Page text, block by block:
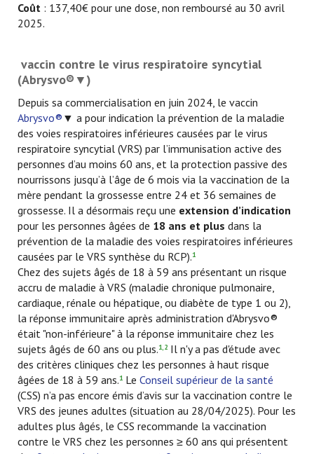
Coût : 137,40€ pour une dose, non remboursé au 30 avril
2025.
vaccin contre le virus respiratoire syncytial
(Abrysvo®▼)
Depuis sa commercialisation en juin 2024, le vaccin
Abrysvo® ▼ a pour indication la prévention de la maladie
des voies respiratoires inférieures causées par le virus
respiratoire syncytial (VRS) par l’immunisation active des
personnes d’au moins 60 ans, et la protection passive des
nourrissons jusqu’à l’âge de 6 mois via la vaccination de la
mère pendant la grossesse entre 24 et 36 semaines de
grossesse. Il a désormais reçu une extension d’indication
pour les personnes âgées de 18 ans et plus dans la
prévention de la maladie des voies respiratoires inférieures
causées par le VRS synthèse du RCP).1
Chez des sujets âgés de 18 à 59 ans présentant un risque
accru de maladie à VRS (maladie chronique pulmonaire,
cardiaque, rénale ou hépatique, ou diabète de type 1 ou 2),
la réponse immunitaire après administration d'Abrysvo®
était "non-inférieure" à la réponse immunitaire chez les
sujets âgés de 60 ans ou plus.1,2 Il n'y a pas d'étude avec
des critères cliniques chez les personnes à haut risque
âgées de 18 à 59 ans.1 Le Conseil supérieur de la santé
(CSS) n’a pas encore émis d’avis sur la vaccination contre le
VRS des jeunes adultes (situation au 28/04/2025). Pour les
adultes plus âgés, le CSS recommande la vaccination
contre le VRS chez les personnes ≥ 60 ans qui présentent